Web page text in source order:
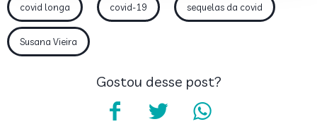
covid longa covid-19 sequelas da covid
Susana Vieira
Gostou desse post?